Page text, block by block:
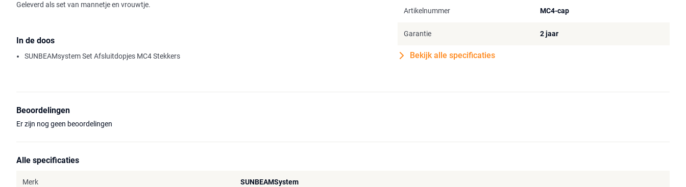
Geleverd als set van mannetje en vrouwtje.
In de doos
SUNBEAMsystem Set Afsluitdopjes MC4 Stekkers
Artikelnummer MC4-cap
Garantie 2 jaar
Bekijk alle specificaties
Beoordelingen
Er zijn nog geen beoordelingen
Alle specificaties
Merk SUNBEAMSystem